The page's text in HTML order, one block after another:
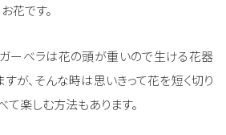
花です。
ガーベラは花の頭が重いので生ける花器
が、そんな時は思いきって花を短く切り
楽しむ方法もあります。